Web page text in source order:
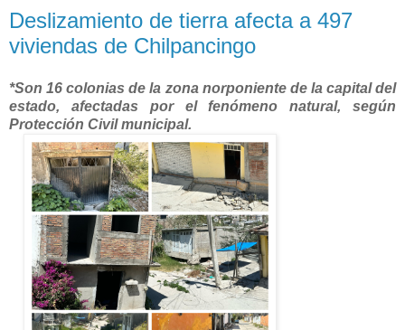
Deslizamiento de tierra afecta a 497
viviendas de Chilpancingo
*Son 16 colonias de la zona norponiente de la capital del
estado, afectadas por el fenómeno natural, según
Protección Civil municipal.